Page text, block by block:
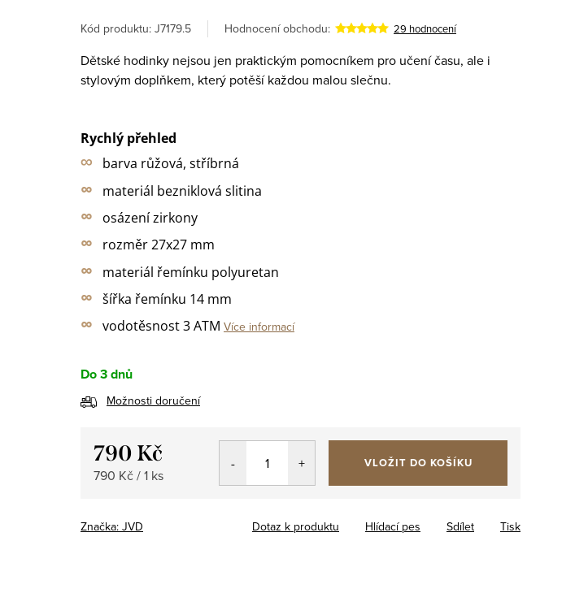
Kód produktu: J7179.5 Hodnocení obchodu: 29 hodnocení
Dětské hodinky nejsou jen praktickým pomocníkem pro učení času, ale i
stylovým doplňkem, který potěší každou malou slečnu.
Rychlý přehled
∞ barva růžová, stříbrná
∞ materiál bezniklová slitina
∞ osázení zirkony
∞ rozměr 27x27 mm
∞ materiál řemínku polyuretan
∞ šířka řemínku 14 mm
∞ vodotěsnost 3 ATM Více informací
Do 3 dnů
Možnosti doručení
790 Kč
Měrná
790 Kč / 1 ks
VLOŽIT DO KOŠÍKU
Značka: JVD Tisk
Dotaz k produktu Hlídací pes Sdílet